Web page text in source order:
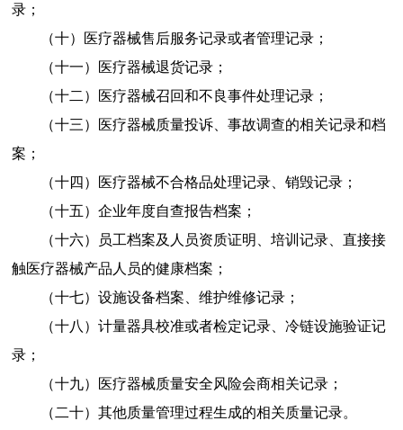
录；
（十）
医疗器械售后服务记录或者管理记录；
（十一）
医疗器械退货记录；
（十二）
医疗器械召回和不良事件处理记录；
（十三）
医疗器械质量投诉、事故调查的相关记录和档
案；
（十四）
医疗器械不合格品处理记录、销毁记录；
（十五） 企业年度自查报告档案；
（十六）
员工档案及人员资质证明、培训记录、直接接
触医疗器械产品人员的健康档案；
（十七） 设施设备档案、维护维修记录；
（十八） 计量器具校准或者检定记录、冷链设施验证记
录；
（十九）
医疗器械质量安全风险会商相关记录；
（二十） 其他质量管理过程生成的相关质量记录。